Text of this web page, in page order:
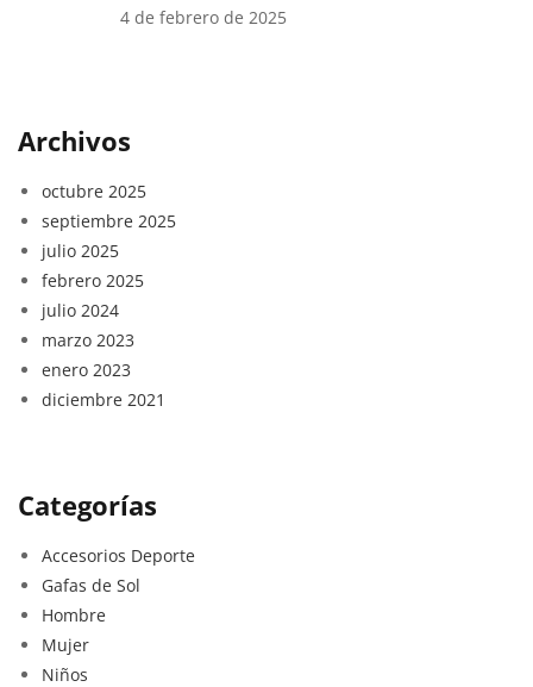
4 de febrero de 2025
Archivos
octubre 2025
septiembre 2025
julio 2025
febrero 2025
julio 2024
marzo 2023
enero 2023
diciembre 2021
Categorías
Accesorios Deporte
Gafas de Sol
Hombre
Mujer
Niños